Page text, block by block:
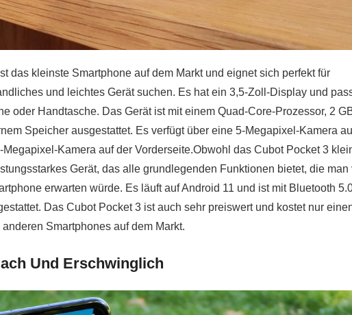
das kleinste Smartphone auf dem Markt und eignet sich perfekt für
und leichtes Gerät suchen. Es hat ein 3,5-Zoll-Display und
oder Handtasche. Das Gerät ist mit einem Quad-Core-Prozessor, 2
Speicher ausgestattet. Es verfügt über eine 5-Megapixel-Kamera
Kamera auf der Vorderseite.Obwohl das Cubot Pocket 3
Gerät, das alle grundlegenden Funktionen bietet, die man
erwarten würde. Es läuft auf Android 11 und ist mit Bluetooth
Das Cubot Pocket 3 ist auch sehr preiswert und kostet nur
Smartphones auf dem Markt.
Und Erschwinglich